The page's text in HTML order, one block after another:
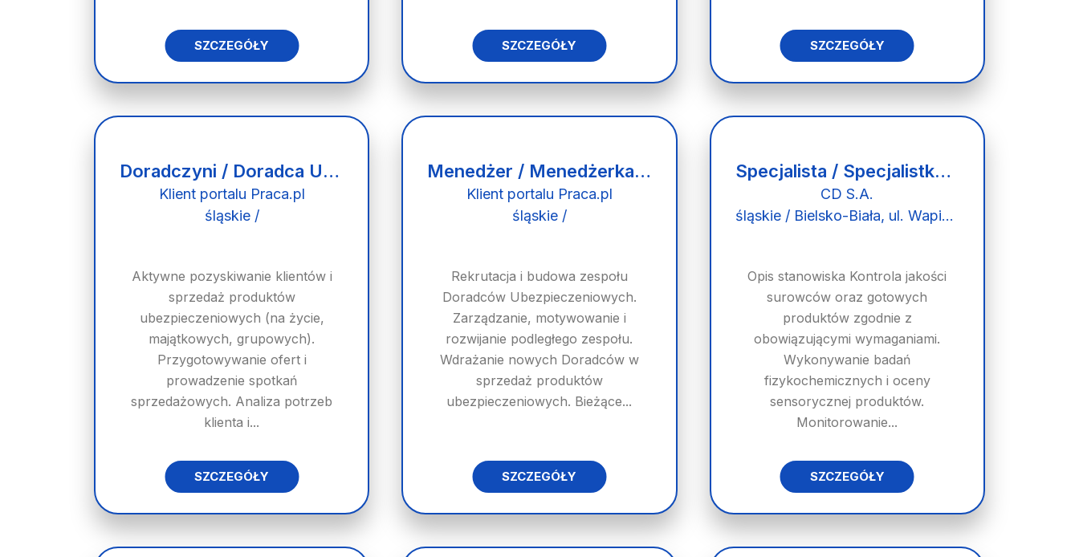
SZCZEGÓŁY SZCZEGÓŁY SZCZEGÓŁY
Doradczyni / Doradca Ubezpieczeniowy
Klient portalu Praca.pl
śląskie /
Aktywne pozyskiwanie klientów i
sprzedaż produktów
ubezpieczeniowych (na życie,
majątkowych, grupowych).
Przygotowywanie ofert i
prowadzenie spotkań
sprzedażowych. Analiza potrzeb
klienta i...
SZCZEGÓŁY
Menedżer / Menedżerka Zespołu Sprzedaży
Klient portalu Praca.pl
śląskie /
Rekrutacja i budowa zespołu
Doradców Ubezpieczeniowych.
Zarządzanie, motywowanie i
rozwijanie podległego zespołu.
Wdrażanie nowych Doradców w
sprzedaż produktów
ubezpieczeniowych. Bieżące...
SZCZEGÓŁY
Specjalista / Specjalistka ds. jakości
CD S.A.
śląskie / Bielsko-Biała, ul. Wapienicka 42
Opis stanowiska Kontrola jakości
surowców oraz gotowych
produktów zgodnie z
obowiązującymi wymaganiami.
Wykonywanie badań
fizykochemicznych i oceny
sensorycznej produktów.
Monitorowanie...
SZCZEGÓŁY